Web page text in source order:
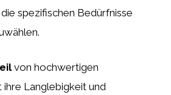
spezifischen Bedürfnisse
von hochwertigen
ihre Langlebigkeit und